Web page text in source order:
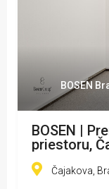
BOSEN
BOSEN |
priestoru,
Staré Mesto
Čajakova,